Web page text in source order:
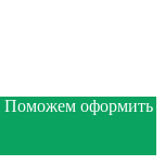
Поможем оформить